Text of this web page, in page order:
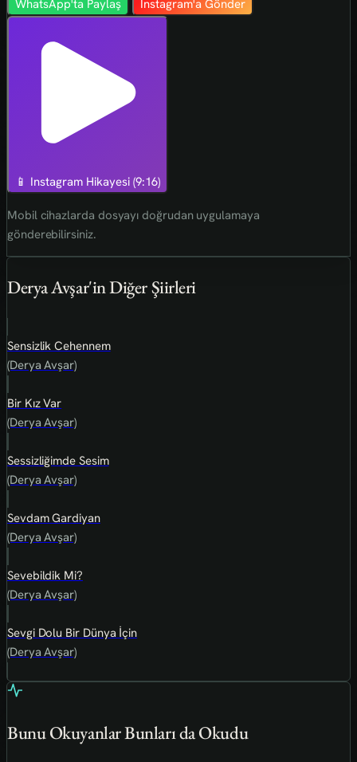
WhatsApp'ta Paylaş Instagram'a Gönder
📱 Instagram Hikayesi (9:16)
Mobil cihazlarda dosyayı doğrudan uygulamaya
gönderebilirsiniz.
Derya Avşar'in Diğer Şiirleri
Sensizlik Cehennem
(Derya Avşar)
Bir Kız Var
(Derya Avşar)
Sessizliğimde Sesim
(Derya Avşar)
Sevdam Gardiyan
(Derya Avşar)
Sevebildik Mi?
(Derya Avşar)
Sevgi Dolu Bir Dünya İçin
(Derya Avşar)
Bunu Okuyanlar Bunları da Okudu